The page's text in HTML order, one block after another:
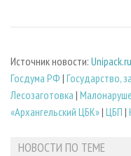
Источник новости: Unipack.ru
Госдума РФ | Государство,
Лесозаготовка |
«Архангельский ЦБК»| ЦБП |
НОВОСТИ ПО ТЕМЕ